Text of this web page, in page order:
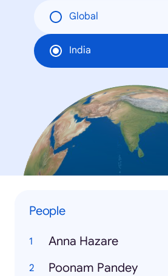
Global
India
People
Anna Hazare
Poonam Pandey